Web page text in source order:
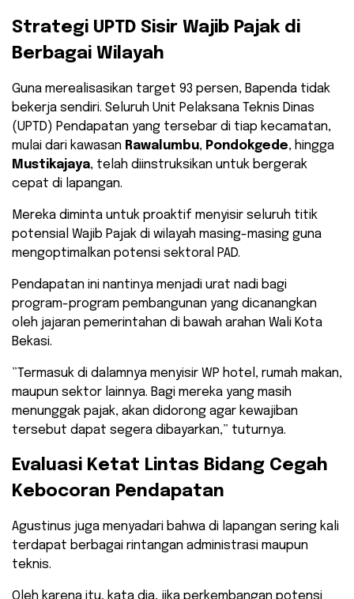
​Strategi UPTD Sisir Wajib Pajak di
Berbagai Wilayah
​Guna merealisasikan target 93 persen, Bapenda tidak
bekerja sendiri. Seluruh Unit Pelaksana Teknis Dinas
(UPTD) Pendapatan yang tersebar di tiap kecamatan,
mulai dari kawasan Rawalumbu, Pondokgede, hingga
Mustikajaya, telah diinstruksikan untuk bergerak
cepat di lapangan.
​Mereka diminta untuk proaktif menyisir seluruh titik
potensial Wajib Pajak di wilayah masing-masing guna
mengoptimalkan potensi sektoral PAD.
Pendapatan ini nantinya menjadi urat nadi bagi
program-program pembangunan yang dicanangkan
oleh jajaran pemerintahan di bawah arahan Wali Kota
Bekasi.
​”Termasuk di dalamnya menyisir WP hotel, rumah makan,
maupun sektor lainnya. Bagi mereka yang masih
menunggak pajak, akan didorong agar kewajiban
tersebut dapat segera dibayarkan,” tuturnya.
​Evaluasi Ketat Lintas Bidang Cegah
Kebocoran Pendapatan
​Agustinus juga menyadari bahwa di lapangan sering kali
terdapat berbagai rintangan administrasi maupun
teknis.
Oleh karena itu, kata dia, jika perkembangan potensi